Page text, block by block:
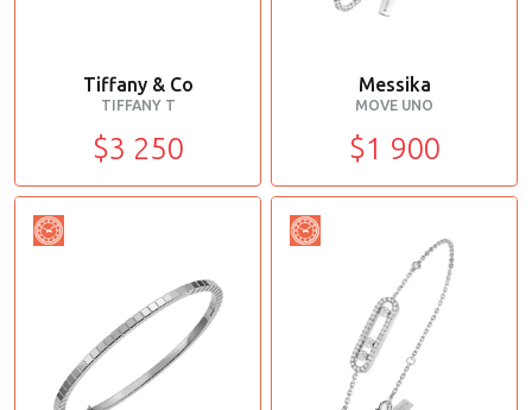
Tiffany & Co
TIFFANY T
$3 250
Messika
MOVE UNO
$1 900